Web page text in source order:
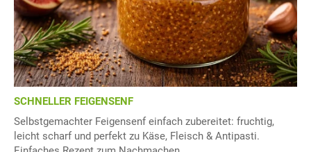
SCHNELLER FEIGENSENF
Selbstgemachter Feigensenf einfach zubereitet: fruchtig,
leicht scharf und perfekt zu Käse, Fleisch & Antipasti.